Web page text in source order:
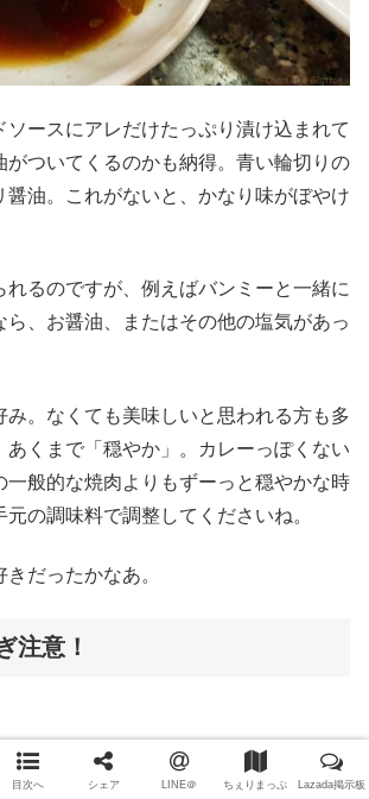
ソースにアレだけたっぷり漬け込まれて
がついてくるのかも納得。青い輪切りの
醤油。これがないと、かなり味がぼやけ
れるのですが、例えばバンミーと一緒に
ら、お醤油、またはその他の塩気があっ
み。なくても美味しいと思われる方も多
あくまで「穏やか」。カレーっぽくない
一般的な焼肉よりもずーっと穏やかな時
の調味料で調整してくださいね。
だったかなあ。
注意！
最初にお鍋に入れてくれた気がしたの
なってきてたようだったので、自分たち
目次へ シェア LINE＠ ちぇりまっぷ Lazada掲示板